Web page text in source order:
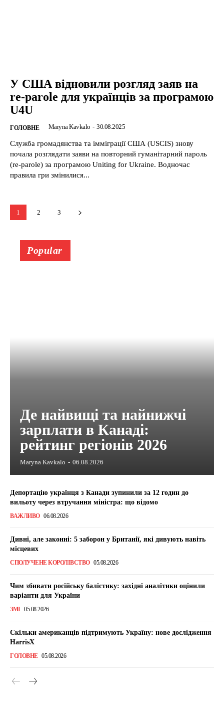
У США відновили розгляд заяв на
re-parole для українців за програмою
U4U
ГОЛОВНЕ Maryna Kavkalo - 30.08.2025
Служба громадянства та імміграції США (USCIS) знову
почала розглядати заяви на повторний гуманітарний пароль
(re-parole) за програмою Uniting for Ukraine. Водночас
правила гри змінилися...
1 2 3
Popular
Де найвищі та найнижчі
зарплати в Канаді:
рейтинг регіонів 2026
Maryna Kavkalo - 06.08.2026
Депортацію українця з Канади зупинили за 12 годин до
вильоту через втручання міністра: що відомо
ВАЖЛИВО 06.08.2026
Дивні, але законні: 5 заборон у Британії, які дивують навіть
місцевих
СПОЛУЧЕНЕ КОРОЛІВСТВО 05.08.2026
Чим збивати російську балістику: західні аналітики оцінили
варіанти для України
ЗМІ 05.08.2026
Скільки американців підтримують Україну: нове дослідження
HarrisX
ГОЛОВНЕ 05.08.2026